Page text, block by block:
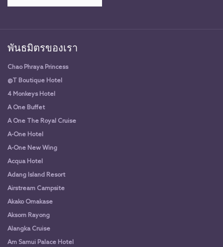
พันธมิตรของเรา
Chao Phraya Princess
@T Boutique Hotel
4 Monkeys Hotel
A One Buffet
A One The Royal Cruise
A-One Hotel
A-One New Wing
Acqua Hotel
Adang Island Resort
Airstream Campsite
Akako Omakase
Aksorn Rayong
Alangka Cruise
Am Samui Palace Hotel